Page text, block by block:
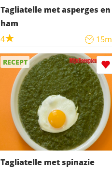
Tagliatelle met asperges en
ham
4
15m
RECEPT
Tagliatelle met spinazie